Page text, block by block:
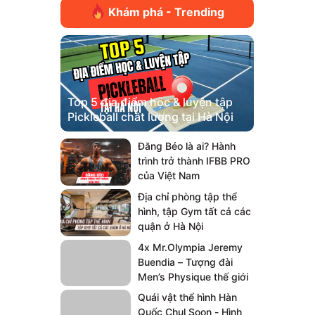
Khám phá - Trending
Top 5 địa điểm học & luyện tập
Pickleball chất lượng tại Hà Nội
Đăng Béo là ai? Hành
trình trở thành IFBB PRO
của Việt Nam
Địa chỉ phòng tập thể
hình, tập Gym tất cả các
quận ở Hà Nội
4x Mr.Olympia Jeremy
Buendia – Tượng đài
Men’s Physique thế giới
Quái vật thể hình Hàn
Quốc Chul Soon - Hình